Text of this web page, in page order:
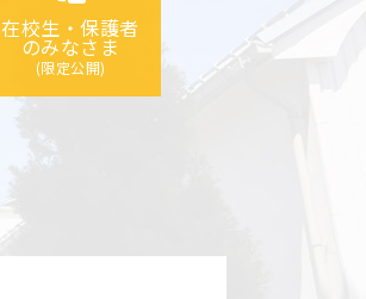
在校生・保護者
のみなさま
(限定公開)